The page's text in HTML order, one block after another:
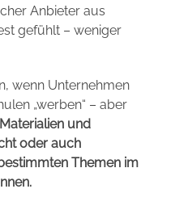
Anbieter aus
gefühlt – weniger
wenn Unternehmen
„werben“ – aber
und
oder auch
Themen im